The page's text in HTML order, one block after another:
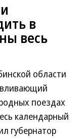
в
весь
области
поездах
календарный
губернатор